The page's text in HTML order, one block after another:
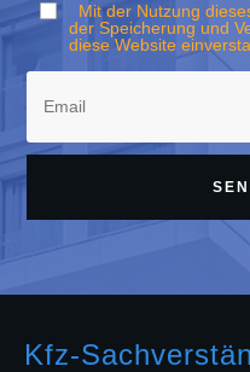
Mit der Nutzung
der Speicherung und
diese Website
Kfz-